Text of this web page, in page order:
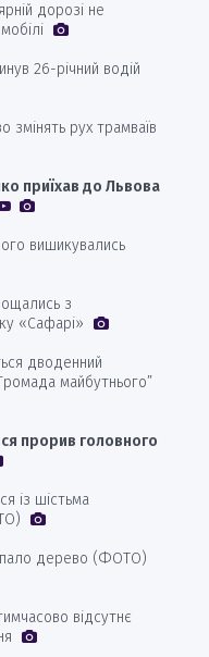
дорозі не
26-річний водій
змінять рух трамваїв
приїхав до Львова
вишикувались
з
«Сафарі»
дводенний
майбутнього”
прорив головного
із шістьма
дерево (ФОТО)
відсутнє